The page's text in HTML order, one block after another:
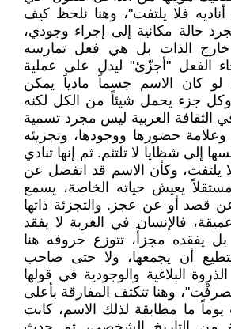
فلا يلتفت"، وهنا نلحظ كيف
حالة مكانية إلى إجراء وجودي،
خارج الذات بل هي فعل تمارسه
الفعل "أجزّئ" ليدل على عملية
لو كان الاسم جسماً مادياً يمكن
وكل جزء يحمل شيئاً من الكل لكنه
الثقافة العربية ليس مجرد تسمية
حضورها ووجودها، وتجزيئه
إلى شظايا لا تلتئم. ثم إنها تنادي
يلتفت، وكأن الاسم قد انفصل عن
يعيش حياته الخاصة، يسمع
عن قصد أو عن عجز. والتجزئة ذاتها
فالإنسان في الغربة لا يفقد
يفقده مجزأً، تتوزع حروفه هنا
أن يجمعها، ولا حتى صاحب
البلاغية والوجودية في قولها
وهنا تتكثف المفارقة بأعلى
يوماً ما مطابقة لذلك الاسم، كانت